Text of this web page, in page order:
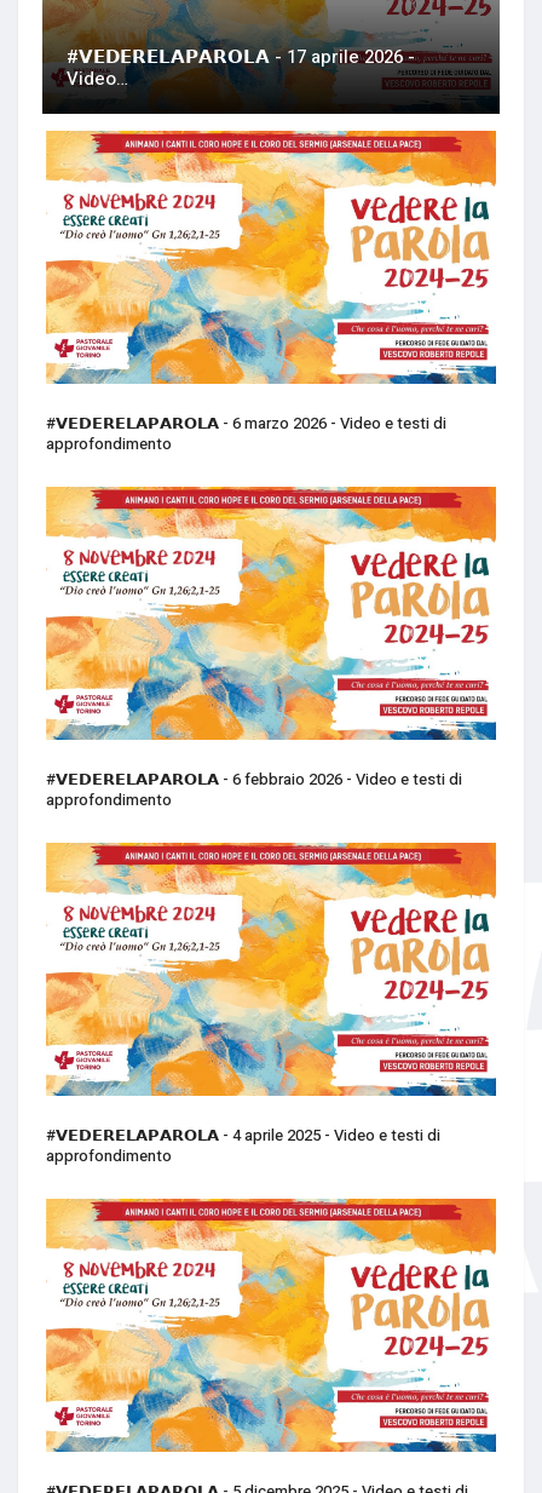
#𝗩𝗘𝗗𝗘𝗥𝗘𝗟𝗔𝗣𝗔𝗥𝗢𝗟𝗔 - 17 aprile 2026 -
Video…
#𝗩𝗘𝗗𝗘𝗥𝗘𝗟𝗔𝗣𝗔𝗥𝗢𝗟𝗔 - 6 marzo 2026 - Video e testi di
approfondimento
#𝗩𝗘𝗗𝗘𝗥𝗘𝗟𝗔𝗣𝗔𝗥𝗢𝗟𝗔 - 6 febbraio 2026 - Video e testi di
approfondimento
#𝗩𝗘𝗗𝗘𝗥𝗘𝗟𝗔𝗣𝗔𝗥𝗢𝗟𝗔 - 4 aprile 2025 - Video e testi di
approfondimento